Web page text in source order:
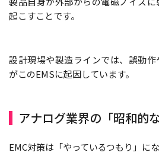
起こすことです。
設計現場や製造ラインでは、誤動作
がこのEMSに起因しています。
アナログ業界の「昭和的な
EMC対策は「やっているつもり」に